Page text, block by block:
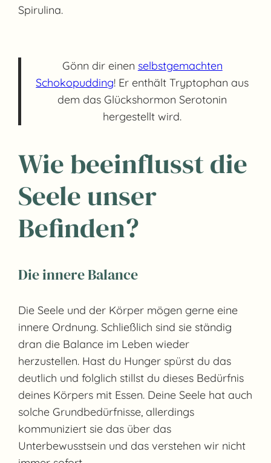
Spirulina.
Gönn dir einen selbstgemachten
Schokopudding! Er enthält Tryptophan aus
dem das Glückshormon Serotonin
hergestellt wird.
Wie beeinflusst die
Seele unser
Befinden?
Die innere Balance
Die Seele und der Körper mögen gerne eine
innere Ordnung. Schließlich sind sie ständig
dran die Balance im Leben wieder
herzustellen. Hast du Hunger spürst du das
deutlich und folglich stillst du dieses Bedürfnis
deines Körpers mit Essen. Deine Seele hat auch
solche Grundbedürfnisse, allerdings
kommuniziert sie das über das
Unterbewusstsein und das verstehen wir nicht